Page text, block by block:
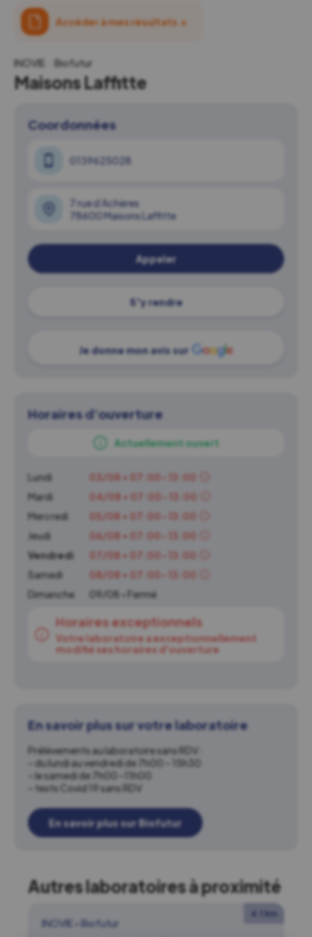
Accéder à mes résultats ↗
INOVIE Biofutur
Maisons Laffitte
Coordonnées
0139625028
7 rue d’Achères
78600 Maisons Laffitte
Appeler
S'y rendre
Je donne mon avis sur
Horaires d'ouverture
Actuellement ouvert
Lundi
03/08 • 07:00-13:00
Mardi
04/08 • 07:00-13:00
Mercredi
05/08 • 07:00-13:00
Jeudi
06/08 • 07:00-13:00
Vendredi
07/08 • 07:00-13:00
Samedi
08/08 • 07:00-13:00
Dimanche
09/08 • Fermé
Horaires exceptionnels
Votre laboratoire a exceptionnellement
modifié ses horaires d'ouverture
En savoir plus sur votre laboratoire
Prélèvements au laboratoire sans RDV :
– du lundi au vendredi de 7h00 – 15h30
– le samedi de 7h00 -11h00
– tests Covid 19 sans RDV
En savoir plus sur Biofutur
Autres laboratoires à proximité
4.1 km
INOVIE • Biofutur